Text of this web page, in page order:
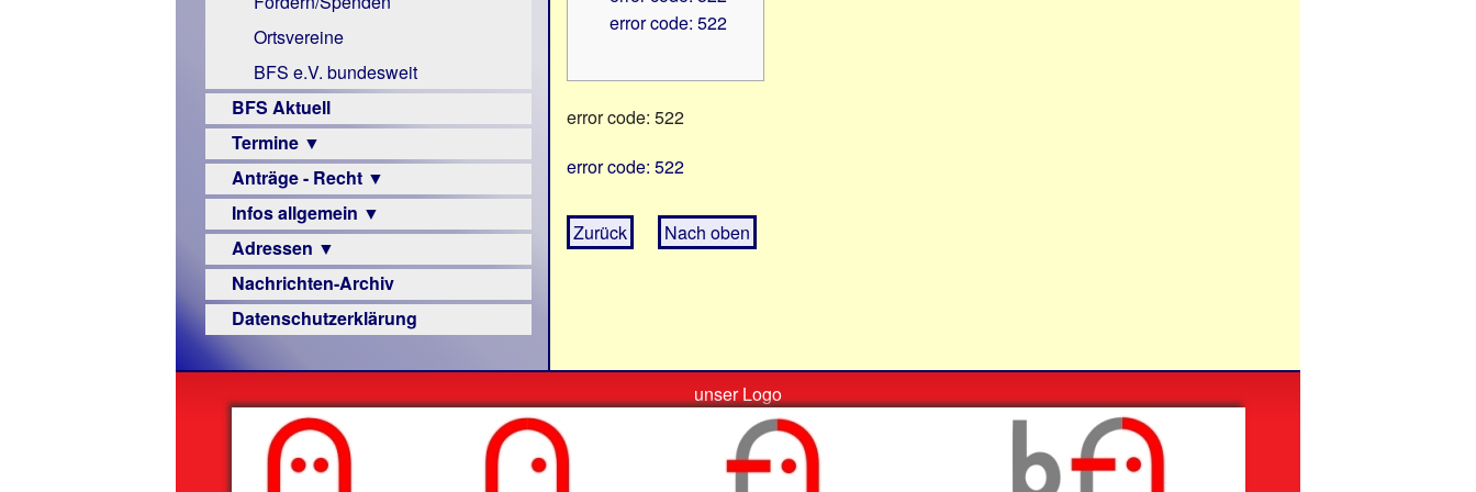
Links
Ortsvereine
BFS e.V. bundesweit
BFS Aktuell
Termine ▼
Veranstaltungsprogramme
Anträge - Recht ▼
Archiv
Urteile
Infos allgemein ▼
Sehbehinderung
Frühförderung
Schule
–
Beruf
Senioren
Hilfsmittel
Adressen ▼
Augenoptiker
Berufsbildungswerke
Hörbüchereien
Reha-
Nachrichten-Archiv
Datenschutzerklärung
error code: 522
error code: 522
error code: 522
Zurück Nach oben
unser Logo